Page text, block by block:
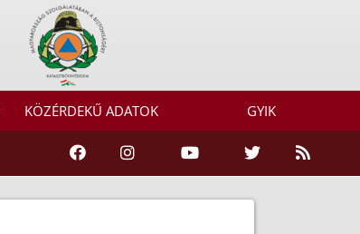
KÖZÉRDEKŰ ADATOK GYIK